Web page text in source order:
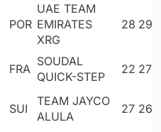
POR
UAE TEAM
EMIRATES
XRG
28
FRA
SOUDAL
QUICK-STEP
22
SUI
TEAM JAYCO
ALULA
27